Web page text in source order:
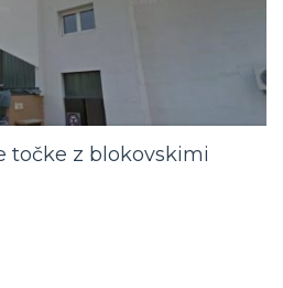
točke z blokovskimi